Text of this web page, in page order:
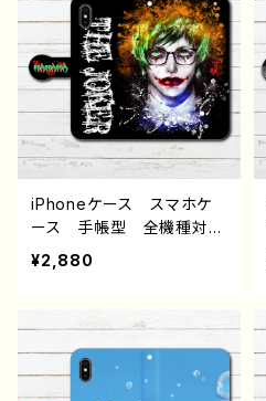
4/13 AQUOS Xperia
Googlepixel Galaxy
Android アンドロイド
ケース ピアス タトゥ
ー 生足 フード パーカ
ー タイトスカート ツイン
テール 個性的 おすす
め 人気 イラストレータ
ー クリエイター 絵師
オリジナル デザイン グッ
ern3 作：nero
iPhoneケース スマホケ
ース 手帳型 全機種対
応 イラスト 男性 かっ
こいい イケメン クー
み メンヘラ ヤンデレ
hone17/16/15/14/13 AQ
UOS Xperia Googlep
¥2,880